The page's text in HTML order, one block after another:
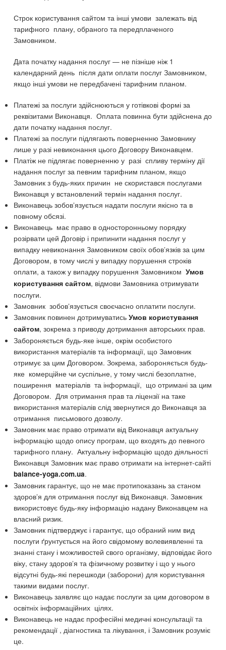
Строк користування сайтом та інші умови залежать від
тарифного плану, обраного та передплаченого
Замовником.
Дата початку надання послуг — не пізніше ніж 1
календарний день після дати оплати послуг Замовником,
якщо інші умови не передбачені тарифним планом.
Платежі за послуги здійснюються у готівкові формі за
реквізитами Виконавця. Оплата повинна бути здійснена до
дати початку надання послуг.
Платежі за послуги підлягають поверненню Замовнику
лише у разі невиконання цього Договору Виконавцем.
Платіж не підлягає поверненню у разі спливу терміну дії
надання послуг за певним тарифним планом, якщо
Замовник з будь-яких причин не скористався послугами
Виконавця у встановлений термін надання послуг.
Виконавець зобов’язується надати послуги якісно та в
повному обсязі.
Виконавець має право в односторонньому порядку
розірвати цей Договір і припинити надання послуг у
випадку невиконання Замовником своїх обов’язків за цим
Договором, в тому числі у випадку порушення строків
оплати, а також у випадку порушення ЗамовникомУмов
користування сайтом, відмови Замовника отримувати
послуги.
Замовник зобов’язується своєчасно оплатити послуги.
Замовник повинен дотримуватисьУмов користування
сайтом, зокрема з приводу дотримання авторських прав.
Забороняється будь-яке інше, окрім особистого
використання матеріалів та інформації, що Замовник
отримує за цим Договором. Зокрема, забороняється будь-
яке комерційне чи суспільне, у тому числі безоплатне,
поширення матеріалів та інформації, що отримані за цим
Договором. Для отримання прав та ліцензії на таке
використання матеріалів слід звернутися до Виконавця за
отримання письмового дозволу.
Замовник має право отримати від Виконавця актуальну
інформацію щодо опису програм, що входять до певного
тарифного плану. Актуальну інформацію щодо діяльності
Виконавця Замовник має право отримати на інтернет-сайті
balance-yoga.com.ua.
Замовник гарантує, що не має протипоказань за станом
здоров’я для отримання послуг від Виконавця. Замовник
використовує будь-яку інформацію надану Виконавцем на
власний ризик.
Замовник підтверджує і гарантує, що обраний ним вид
послуги ґрунтується на його свідомому волевиявленні та
знанні стану і можливостей свого організму, відповідає його
віку, стану здоров’я та фізичному розвитку і що у нього
відсутні будь-які перешкоди (заборони) для користування
такими видами послуг.
Виконавець заявляє що надає послуги за цим договором в
освітніх інформаційних цілях.
Виконавець не надає професійні медичні консультації та
рекомендації , діагностика та лікування, і Замовник розуміє
це.